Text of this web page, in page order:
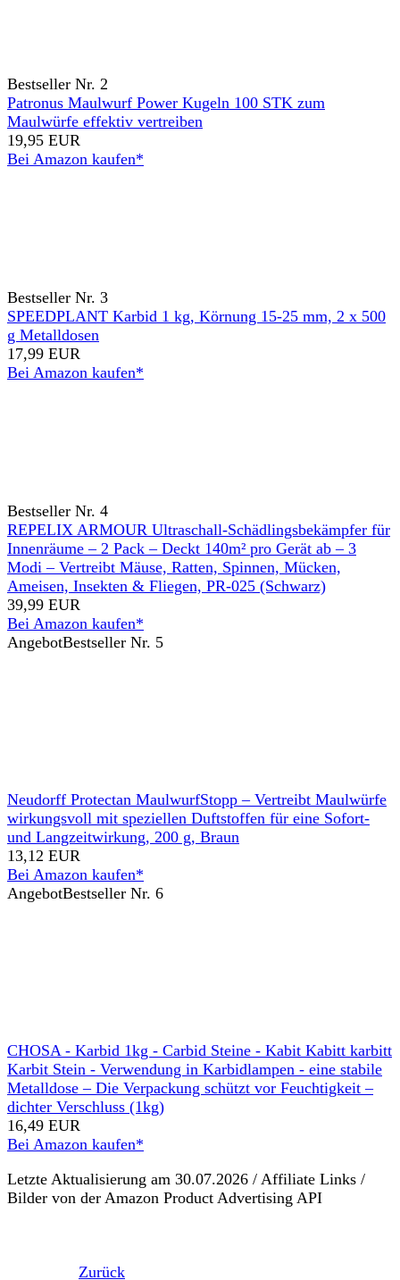
Bestseller Nr. 2
Patronus Maulwurf Power Kugeln 100 STK zum
Maulwürfe effektiv vertreiben
19,95 EUR
Bei Amazon kaufen*
Bestseller Nr. 3
SPEEDPLANT Karbid 1 kg, Körnung 15-25 mm, 2 x 500
g Metalldosen
17,99 EUR
Bei Amazon kaufen*
Bestseller Nr. 4
REPELIX ARMOUR Ultraschall-Schädlingsbekämpfer für
Innenräume – 2 Pack – Deckt 140m² pro Gerät ab – 3
Modi – Vertreibt Mäuse, Ratten, Spinnen, Mücken,
Ameisen, Insekten & Fliegen, PR-025 (Schwarz)
39,99 EUR
Bei Amazon kaufen*
AngebotBestseller Nr. 5
Neudorff Protectan MaulwurfStopp – Vertreibt Maulwürfe
wirkungsvoll mit speziellen Duftstoffen für eine Sofort-
und Langzeitwirkung, 200 g, Braun
13,12 EUR
Bei Amazon kaufen*
AngebotBestseller Nr. 6
CHOSA - Karbid 1kg - Carbid Steine - Kabit Kabitt karbitt
Karbit Stein - Verwendung in Karbidlampen - eine stabile
Metalldose – Die Verpackung schützt vor Feuchtigkeit –
dichter Verschluss (1kg)
16,49 EUR
Bei Amazon kaufen*
Letzte Aktualisierung am 30.07.2026 / Affiliate Links /
Bilder von der Amazon Product Advertising API
Zurück